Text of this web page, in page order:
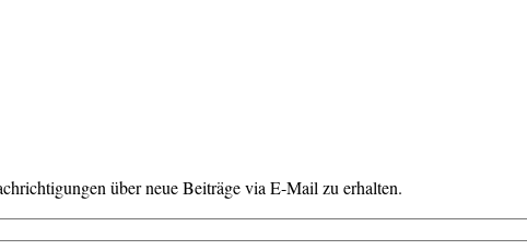
über neue Beiträge via E-Mail zu erhalten.